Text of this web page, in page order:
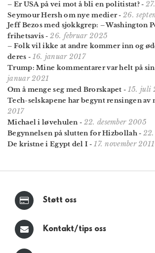
– Er USA på vei mot å bli en politistat? -
Seymour Hersh om nye medier-26.
Jeff Bezos med sjokkgrep: – Washington
frihetsavis -26. februar 2025
– Folk vil ikke at andre kommer inn og
deres - 16. januar 2017
Trump: Mine kommentarer var helt på sin
januar 2021
Om å menge seg med Brorskapet - 15. juli
Tech-selskapene har begynt rensingen av
2017
Michael i løvehulen- 22. desember 2005
Begynnelsen på slutten for Hizbollah-
De kristne i Egypt del I -17. november 2011
Støtt oss
Kontakt/tips oss